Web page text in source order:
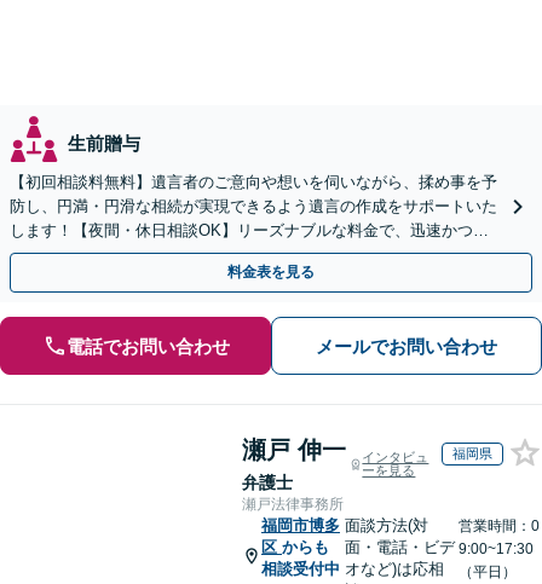
生前贈与
【初回相談料無料】遺言者のご意向や想いを伺いながら、揉め事を予
防し、円満・円滑な相続が実現できるよう遺言の作成をサポートいた
します！【夜間・休日相談OK】リーズナブルな料金で、迅速かつス
ピーディーにまごころを持って対応させて頂きます。
料金表を見る
電話でお問い合わせ メールでお問い合わせ
瀬戸 伸一
弁護士
インタビュ
ーを見る
福岡県
瀬戸法律事務所
福岡市博多
区 からも
相談受付中
面談方法(対
面・電話・ビデ
オなど)は応相
営業時間：0
9:00~17:30
（平日）